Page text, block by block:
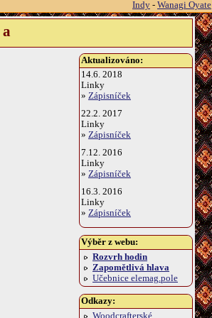
Indy - Wanagi Oyate
Aktualizováno:
14.6. 2018
Linky
» Zápisníček
22.2. 2017
Linky
» Zápisníček
7.12. 2016
Linky
» Zápisníček
16.3. 2016
Linky
» Zápisníček
Výběr z webu:
Rozvrh hodin
Zapomětlivá hlava
Učebnice elemag.pole
Odkazy:
Woodcrafterské